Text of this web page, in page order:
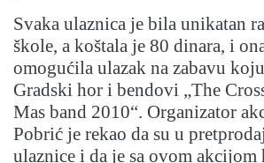
Svaka ulaznica je bila unikatan
škole, a koštala je 80 dinara, i
omogućila ulazak na zabavu
Gradski hor i bendovi „The
Mas band 2010“. Organizator
Pobrić je rekao da su u
ulaznice i da je sa ovom akcijom